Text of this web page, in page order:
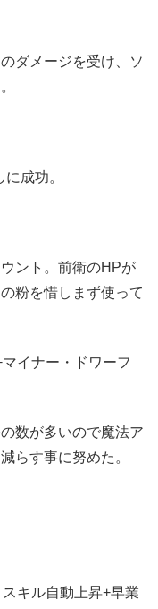
ダメージを受け、ソ
成功。
ント。前衛のHPが
粉を惜しまず使って
イナー・ドワーフ
数が多いので魔法ア
らす事に努めた。
キル自動上昇+早業